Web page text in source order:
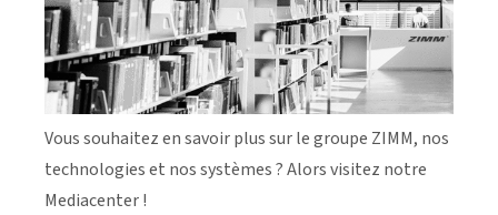
Vous souhaitez en savoir plus sur le groupe ZIMM, nos
technologies et nos systèmes ? Alors visitez notre
Mediacenter !